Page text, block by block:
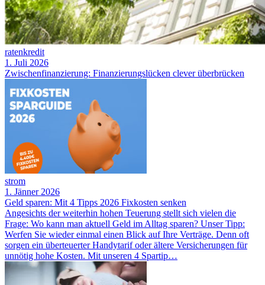
ratenkredit
1. Juli 2026
Zwischenfinanzierung: Finanzierungslücken clever überbrücken
strom
1. Jänner 2026
Geld sparen: Mit 4 Tipps 2026 Fixkosten senken
Angesichts der weiterhin hohen Teuerung stellt sich vielen die
Frage: Wo kann man aktuell Geld im Alltag sparen? Unser Tipp:
Werfen Sie wieder einmal einen Blick auf Ihre Verträge. Denn oft
sorgen ein überteuerter Handytarif oder ältere Versicherungen für
unnötig hohe Kosten. Mit unseren 4 Spartip…